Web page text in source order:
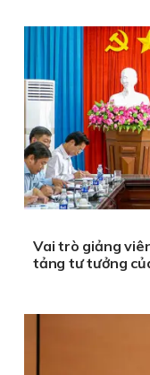
Vai trò giảng
tảng tư tưởng